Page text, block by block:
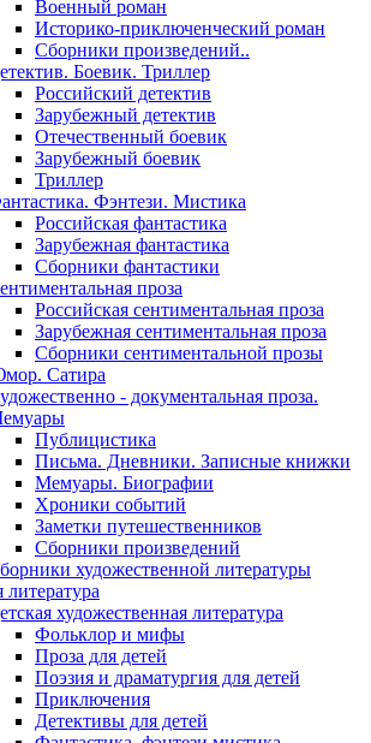
Военный роман
Историко-приключенческий роман
Сборники произведений..
Боевик. Триллер
Российский детектив
Зарубежный детектив
Отечественный боевик
Зарубежный боевик
Триллер
Фэнтези. Мистика
Российская фантастика
Зарубежная фантастика
Сборники фантастики
проза
Российская сентиментальная проза
Зарубежная сентиментальная проза
Сборники сентиментальной прозы
Сатира
- документальная проза.
Публицистика
Письма. Дневники. Записные книжки
Мемуары. Биографии
Хроники событий
Заметки путешественников
Сборники произведений
художественной литературы
литература
художественная литература
Фольклор и мифы
Проза для детей
Поэзия и драматургия для детей
Приключения
Детективы для детей